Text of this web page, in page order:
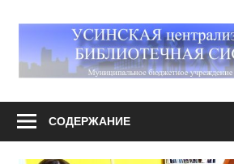
содержимому
централизованная
система
СОДЕРЖАНИЕ